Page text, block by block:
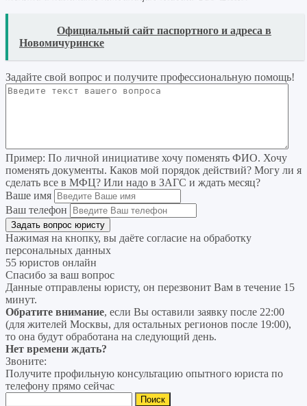
Официальный сайт паспортного и адреса в
Новомичуринске
Задайте свой вопрос и получите профессиональную помощь!
Пример: По личной инициативе хочу поменять ФИО. Хочу
поменять документы. Каков мой порядок действий? Могу ли я
сделать все в МФЦ? Или надо в ЗАГС и ждать месяц?
Ваше имя
Ваш телефон
Нажимая на кнопку, вы даёте согласие на обработку
персональных данных
55 юристов онлайн
Спасибо за ваш вопрос
Данные отправлены юристу, он перезвонит Вам в течение 15
минут.
Обратите внимание, если Вы оставили заявку после 22:00
(для жителей Москвы, для остальных регионов после 19:00),
то она будут обработана на следующий день.
Нет времени ждать?
Звоните:
Получите профильную консультацию опытного юриста по
телефону прямо сейчас